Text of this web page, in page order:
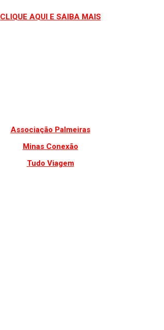
CLIQUE AQUI E SAIBA MAIS
Associação Palmeiras
Minas Conexão
Tudo Viagem